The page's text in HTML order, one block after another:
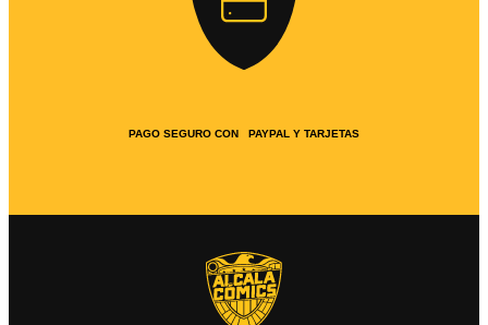
PAGO SEGURO CON PAYPAL Y TARJETAS